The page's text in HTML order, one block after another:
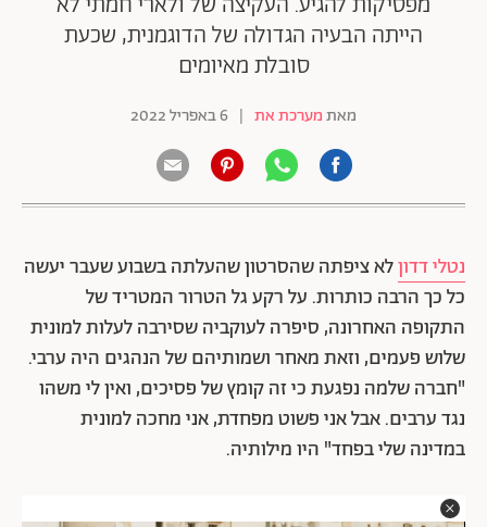
הייתה הבעיה הגדולה של הדוגמנית, שכעת
סובלת מאיומים
מאתמערכת את | 6 באפריל 2022
נטלי דדוןלא ציפתה שהסרטון שהעלתה בשבוע שעבר יעשה
כל כך הרבה כותרות. על רקע גל הטרור המטריד של
התקופה האחרונה, סיפרה לעוקביה שסירבה לעלות למונית
שלוש פעמים, וזאת מאחר ושמותיהם של הנהגים היה ערבי.
"חברה שלמה נפגעת כי זה קומץ של פסיכים, ואין לי משהו
נגד ערבים. אבל אני פשוט מפחדת, אני מחכה למונית
במדינה שלי בפחד" היו מילותיה.